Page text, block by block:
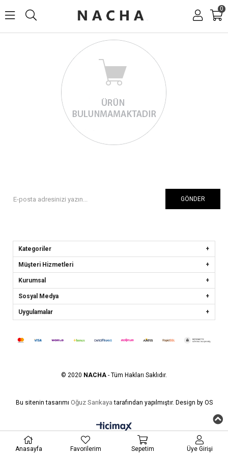
0
GÖNDER
Kategoriler
Müşteri Hizmetleri
Kurumsal
Sosyal Medya
Uygulamalar
© 2020 NACHA - Tüm Hakları Saklıdır.
Bu sitenin tasarımı Oğuz Sarıkaya tarafından yapılmıştır. Design by OS
Anasayfa Favorilerim Sepetim Üye Girişi